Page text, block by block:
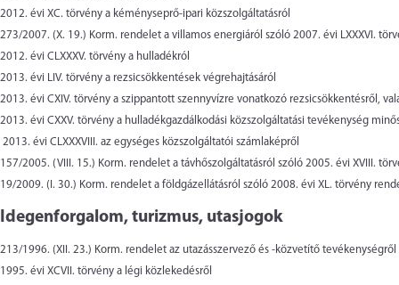
2012. évi XC. törvény a kéményseprő-ipari közszolgáltatásról
273/2007. (X. 19.) Korm. rendelet a villamos energiáról szóló 2007. évi LXXXVI.
2012. évi CLXXXV. törvény a hulladékról
2013. évi LIV. törvény a rezsicsökkentések végrehajtásáról
2013. évi CXIV. törvény a szippantott szennyvízre vonatkozó rezsicsökkentésről,
2013. évi CXXV. törvény a hulladékgazdálkodási közszolgáltatási tevékenység
2013. évi CLXXXVIII. az egységes közszolgáltatói számlaképről
157/2005. (VIII. 15.) Korm. rendelet a távhőszolgáltatásról szóló 2005. évi XVIII.
19/2009. (I. 30.) Korm. rendelet a földgázellátásról szóló 2008. évi XL. törvény
Idegenforgalom, turizmus, utasjogok
213/1996. (XII. 23.) Korm. rendelet az utazásszervező és -közvetítő tevékenységről
1995. évi XCVII. törvény a légi közlekedésről